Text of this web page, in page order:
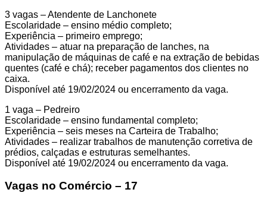
3 vagas – Atendente de Lanchonete
Escolaridade – ensino médio completo;
Experiência – primeiro emprego;
Atividades – atuar na preparação de lanches, na
manipulação de máquinas de café e na extração de bebidas
quentes (café e chá); receber pagamentos dos clientes no
caixa.
Disponível até 19/02/2024 ou encerramento da vaga.
1 vaga – Pedreiro
Escolaridade – ensino fundamental completo;
Experiência – seis meses na Carteira de Trabalho;
Atividades – realizar trabalhos de manutenção corretiva de
prédios, calçadas e estruturas semelhantes.
Disponível até 19/02/2024 ou encerramento da vaga.
Vagas no Comércio – 17